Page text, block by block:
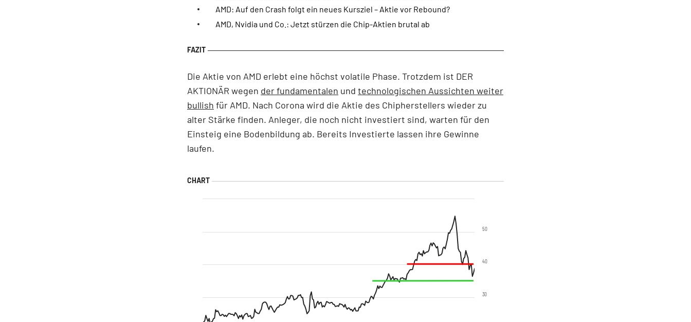
AMD: Auf den Crash folgt ein neues Kursziel – Aktie vor Rebound?
AMD, Nvidia und Co.: Jetzt stürzen die Chip-Aktien brutal ab
Die Aktie von AMD erlebt eine höchst volatile Phase. Trotzdem ist DER
AKTIONÄR wegen der fundamentalen und technologischen Aussichten weiter
bullish für AMD. Nach Corona wird die Aktie des Chipherstellers wieder zu
alter Stärke finden. Anleger, die noch nicht investiert sind, warten für den
Einsteig eine Bodenbildung ab. Bereits Investierte lassen ihre Gewinne
laufen.
30
40
50